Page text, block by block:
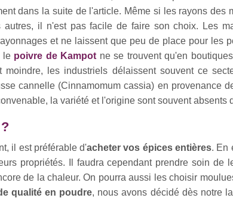
dans la suite de l'article. Même si les rayons des
il n'est pas facile de faire son choix. Les
et ne laissent que peu de place pour les
le poivre de Kampot ne se trouvent qu'en
les industriels délaissent souvent ce
cannelle (Cinnamomum cassia) en provenance
la variété et l'origine sont souvent absents
il est préférable d'acheter vos épices entières. En
propriétés. Il faudra cependant prendre soin de
de la chaleur. On pourra aussi les choisir
qualité en poudre, nous avons décidé dès notre